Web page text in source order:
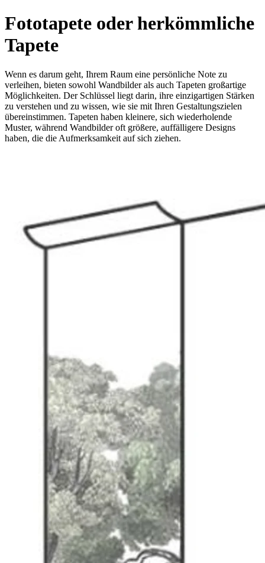
Fototapete oder herkömmliche
Tapete
Wenn es darum geht, Ihrem Raum eine persönliche Note zu
verleihen, bieten sowohl Wandbilder als auch Tapeten großartige
Möglichkeiten. Der Schlüssel liegt darin, ihre einzigartigen Stärken
zu verstehen und zu wissen, wie sie mit Ihren Gestaltungszielen
übereinstimmen. Tapeten haben kleinere, sich wiederholende
Muster, während Wandbilder oft größere, auffälligere Designs
haben, die die Aufmerksamkeit auf sich ziehen.